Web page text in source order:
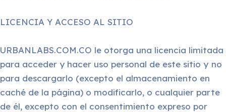
LICENCIA Y ACCESO AL SITIO
URBANLABS.COM.CO le otorga una licencia limitada
para acceder y hacer uso personal de este sitio y no
para descargarlo (excepto el almacenamiento en
caché de la página) o modificarlo, o cualquier parte
de él, excepto con el consentimiento expreso por